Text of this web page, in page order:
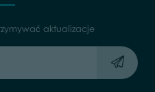
aktualizacje